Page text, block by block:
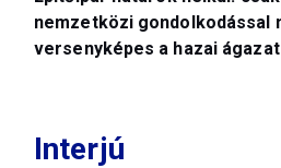
nemzetközi gondolkodással
versenyképes a hazai ágazat
Interjú